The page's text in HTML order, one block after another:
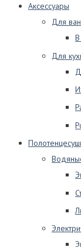
Аксессуары
Для
Для